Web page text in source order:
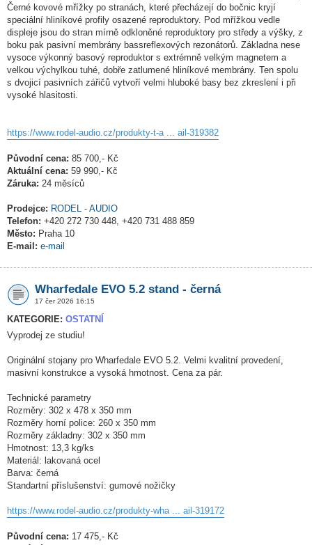
Černé kovové mřížky po stranách, které přecházejí do bočnic kryjí
speciální hliníkové profily osazené reproduktory. Pod mřížkou vedle
displeje jsou do stran mírně odkloněné reproduktory pro středy a výšky, z
boku pak pasivní membrány bassreflexových rezonátorů. Základna nese
vysoce výkonný basový reproduktor s extrémně velkým magnetem a
velkou výchylkou tuhé, dobře zatlumené hliníkové membrány. Ten spolu
s dvojicí pasivních zářičů vytvoří velmi hluboké basy bez zkreslení i při
vysoké hlasitosti.
https://www.rodel-audio.cz/produkty-t-a ... ail-319382
Původní cena: 85 700,- Kč
Aktuální cena: 59 990,- Kč
Záruka: 24 měsíců
Prodejce: RODEL - AUDIO
Telefon: +420 272 730 448, +420 731 488 859
Město: Praha 10
E-mail: e-mail
Wharfedale EVO 5.2 stand - černá
17 čer 2026 16:15
KATEGORIE: OSTATNÍ
Vyprodej ze studiu!
Originální stojany pro Wharfedale EVO 5.2. Velmi kvalitní provedení,
masivní konstrukce a vysoká hmotnost. Cena za pár.
Technické parametry
Rozměry: 302 x 478 x 350 mm
Rozměry horní police: 260 x 350 mm
Rozměry základny: 302 x 350 mm
Hmotnost: 13,3 kg/ks
Materiál: lakovaná ocel
Barva: černá
Standartní příslušenství: gumové nožičky
https://www.rodel-audio.cz/produkty-wha ... ail-319172
Původní cena: 17 475,- Kč